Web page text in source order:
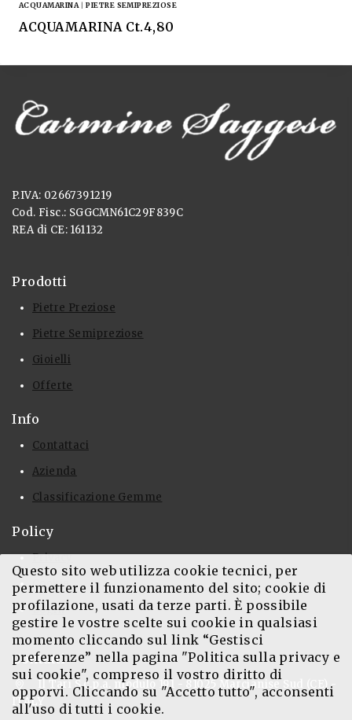
ACQUAMARINA |PIETRE SEMIPREZIOSE
ACQUAMARINA Ct.4,80
P.IVA: 02667391219
Cod. Fisc.: SGGCMN61C29F839C
REA di CE: 161132
Prodotti
Pietre Preziose
Pietre Semipreziose
Gioielli
Offerte
Info
Contattaci
Azienda
Classificazione Gemme
Policy
Privacy
Cookie
Login
Contatti
Il Tarí S.c.p.a. modulo 191 - 81025 Marcianise Sud (CE) -
ITALY
Questo sito web utilizza cookie tecnici, per
permettere il funzionamento del sito; cookie di
profilazione, usati da terze parti. È possibile
gestire le vostre scelte sui cookie in qualsiasi
momento cliccando sul link “Gestisci
preferenze” nella pagina "Politica sulla privacy e
sui cookie", compreso il vostro diritto di
opporvi. Cliccando su "Accetto tutto", acconsenti
all'uso di tutti i cookie.